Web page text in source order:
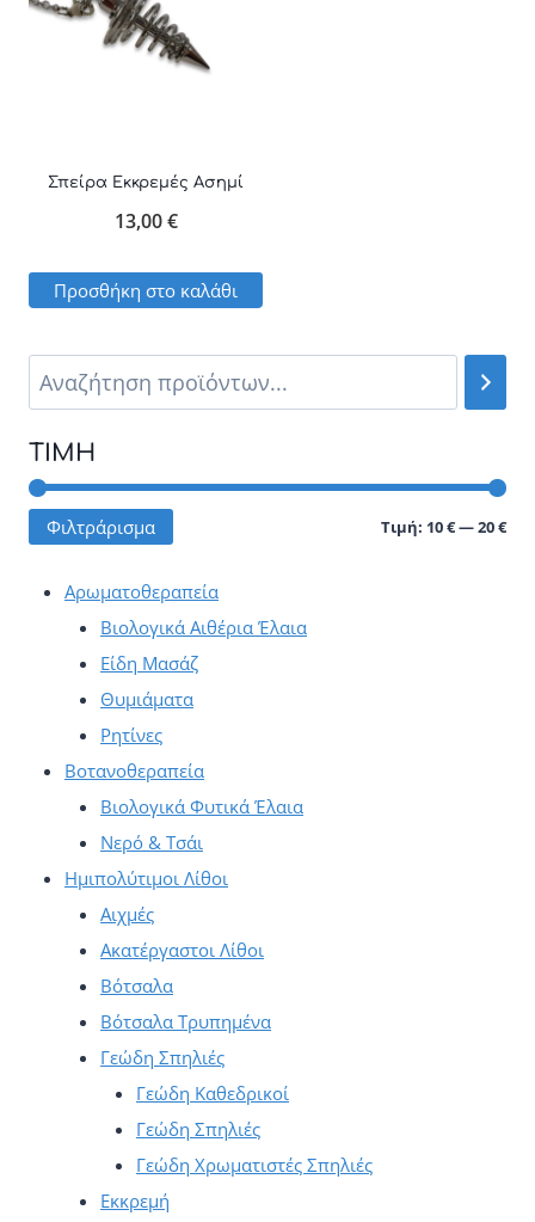
Σπείρα Εκκρεμές Ασημί
13,00€
Προσθήκη στο καλάθι
ΤΙΜΉ
Φιλτράρισμα Τιμή: 10 €—20 €
Αρωματοθεραπεία
Βιολογικά Αιθέρια Έλαια
Είδη Μασάζ
Θυμιάματα
Ρητίνες
Βοτανοθεραπεία
Βιολογικά Φυτικά Έλαια
Νερό & Τσάι
Ημιπολύτιμοι Λίθοι
Αιχμές
Ακατέργαστοι Λίθοι
Βότσαλα
Βότσαλα Τρυπημένα
Γεώδη Σπηλιές
Γεώδη Καθεδρικοί
Γεώδη Σπηλιές
Γεώδη Χρωματιστές Σπηλιές
Εκκρεμή